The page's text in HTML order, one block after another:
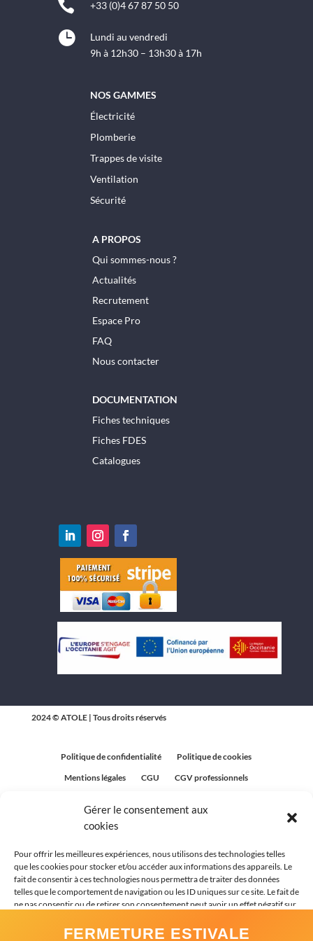
Gérer le consentement aux
cookies
Pour offrir les meilleures expériences, nous utilisons des technologies telles
que les cookies pour stocker et/ou accéder aux informations des appareils. Le
fait de consentir à ces technologies nous permettra de traiter des données
telles que le comportement de navigation ou les ID uniques sur ce site. Le fait de
ne pas consentir ou de retirer son consentement peut avoir un effet négatif sur
 +33 (0)4 67 87 50 50

Lundi au vendredi
9h à 12h30 – 13h30 à 17h
NOS GAMMES
Électricité
Plomberie
Trappes de visite
Ventilation
Sécurité
A PROPOS
Qui sommes-nous ?
Actualités
Recrutement
Espace Pro
FAQ
Nous contacter
DOCUMENTATION
Fiches techniques
Fiches FDES
Catalogues
2024 © ATOLE | Tous droits réservés
Politique de confidentialité
Politique de cookies
Mentions légales
CGU
CGV professionnels
FERMETURE ESTIVALE